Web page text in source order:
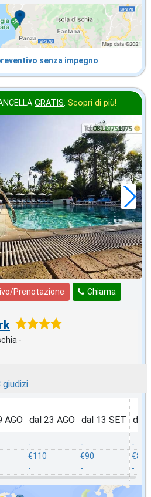
senza impegno
GRATIS. Scopri di più!
Chiama
Prenotazione
-
giudizi
AGO dal 23 AGO
-
€110
-
dal 13 SET
-
€90
-
dal
-
€85
-